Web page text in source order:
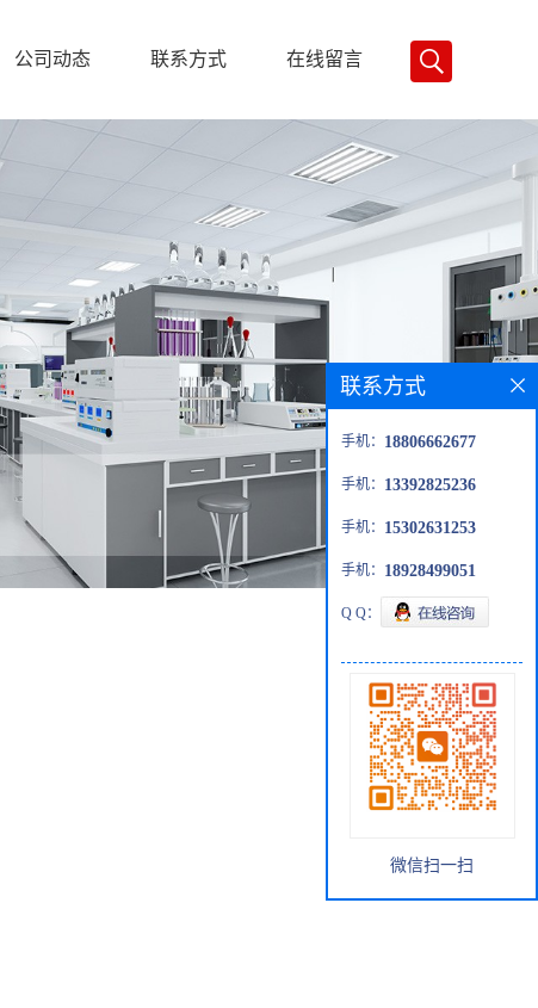
公司动态 联系方式 在线留言
联系方式
手机： 18806662677
手机： 13392825236
手机： 15302631253
手机： 18928499051
Q Q：
微信扫一扫